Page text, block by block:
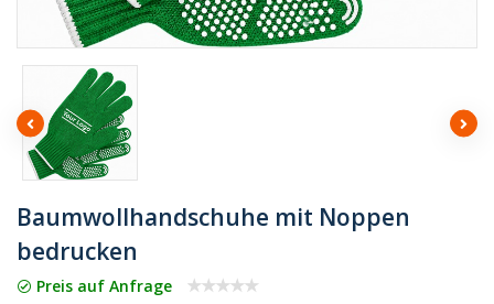
Baumwollhandschuhe mit Noppen
bedrucken
Preis auf Anfrage